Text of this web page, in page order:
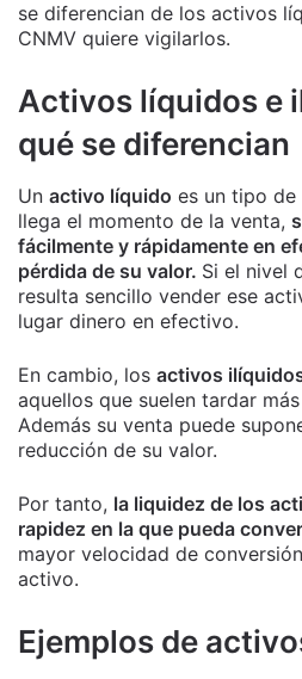
se diferencian de los activos
CNMV quiere vigilarlos.
Activos líquidos e
qué se diferencian
Un activo líquido es un tipo
llega el momento de la venta,
fácilmente y rápidamente en
pérdida de su valor. Si el nivel
resulta sencillo vender ese
lugar dinero en efectivo.
En cambio, los activos
aquellos que suelen tardar
Además su venta puede
reducción de su valor.
Por tanto, la liquidez de los
rapidez en la que pueda
mayor velocidad de
activo.
Ejemplos de